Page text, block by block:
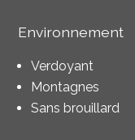
Environnement
Verdoyant
Montagnes
Sans brouillard